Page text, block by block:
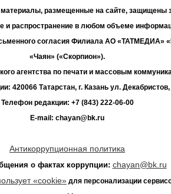
размещенные на сайте, защищены
и распространение в любом объеме
согласия Филиала АО «ТАТМЕДИА»
«Чаян» («Скорпион»).
агентства по печати и массовым
420066 Татарстан, г. Казань ул. Декабристов,
Телефон редакции: +7 (843) 222-06-00
E-mail: chayan@bk.ru
Антикоррупционная политика
о фактах коррупции: chayan@bk.ru
«cookie» для персонализации